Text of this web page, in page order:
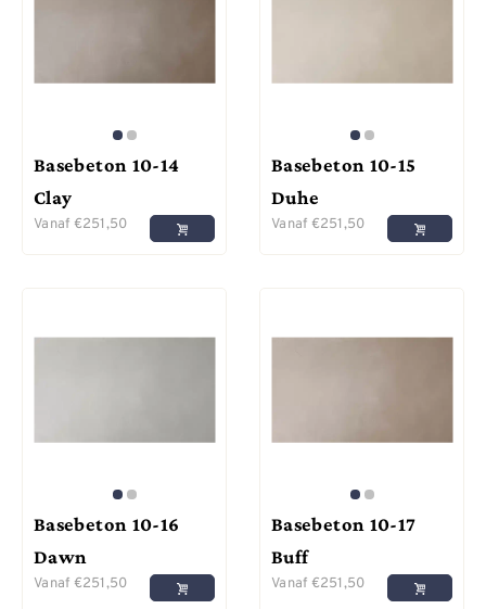
Basebeton 10-14
Clay
Vanaf €251,50
Basebeton 10-15
Duhe
Vanaf €251,50
Basebeton 10-16
Dawn
Vanaf €251,50
Basebeton 10-17
Buff
Vanaf €251,50